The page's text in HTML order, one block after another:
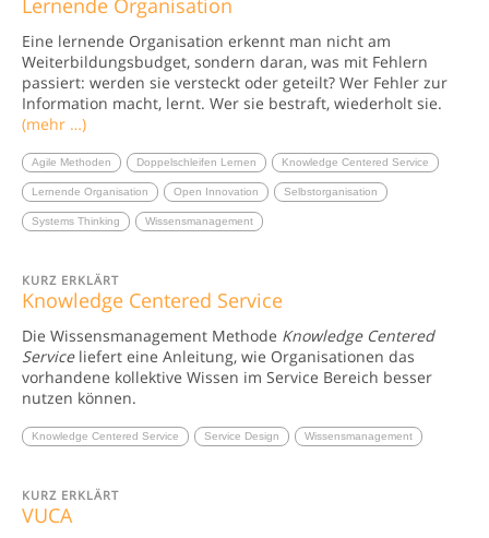
Eine lernende Organisation erkennt man nicht am
Weiterbildungsbudget, sondern daran, was mit Fehlern
passiert: werden sie versteckt oder geteilt? Wer Fehler zur
Information macht, lernt. Wer sie bestraft, wiederholt sie.
(mehr …)
Agile Methoden Doppelschleifen Lernen Knowledge Centered Service
Lernende Organisation Open Innovation Selbstorganisation
Systems Thinking Wissensmanagement
KURZ ERKLÄRT
Knowledge Centered Service
Die Wissensmanagement Methode Knowledge Centered
Serviceliefert eine Anleitung, wie Organisationen das
vorhandene kollektive Wissen im Service Bereich besser
nutzen können.
Knowledge Centered Service Service Design Wissensmanagement
KURZ ERKLÄRT
VUCA